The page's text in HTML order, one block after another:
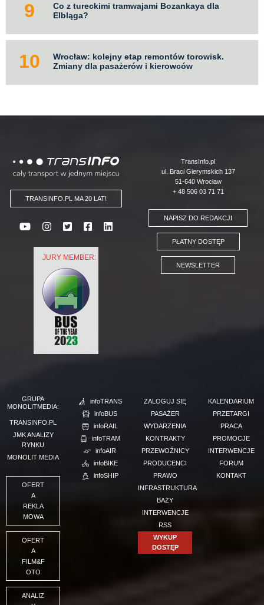
Co z tureckimi tramwajami Bozankaya dla
Elbląga?
Wrocław: kolejny etap remontów torowisk.
Zmiany dla pasażerów i kierowców
Logo
TRANSINFO.PL MA 20 LAT!
JURY MEMBER:
TransInfo.pl
ul. Braci Gierymskich 137
51-640 Wrocław
+ 48 506 03 71 71
NAPISZ DO REDAKCJI
PŁATNY DOSTĘP
NEWSLETTER
GRUPA
MONOLITMEDIA:
TRANSINFO.PL
JMK ANALIZY
RYNKU
MONOLIT MEDIA
OFERT
A
REKLA
MOWA
OFERT
A
FILM&F
OTO
ANALIZ
infoTRANS
infoBUS
infoRAIL
infoTRAM
infoAIR
infoBIKE
infoSHIP
ZALOGUJ SIĘ
PASAŻER
WYDARZENIA
KONTRAKTY
PRZEWOŹNICY
PRODUCENCI
PRAWO
INFRASTRUKTURA
BAZY
INTERWENCJE
RSS
WYKUP
DOSTĘP
KALENDARIUM
PRZETARGI
PRACA
PROMOCJE
INTERWENCJE
FORUM
KONTAKT